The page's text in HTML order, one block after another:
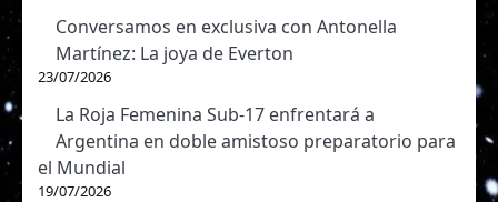
Conversamos en exclusiva con Antonella
Martínez: La joya de Everton
23/07/2026
La Roja Femenina Sub-17 enfrentará a
Argentina en doble amistoso preparatorio para
el Mundial
19/07/2026